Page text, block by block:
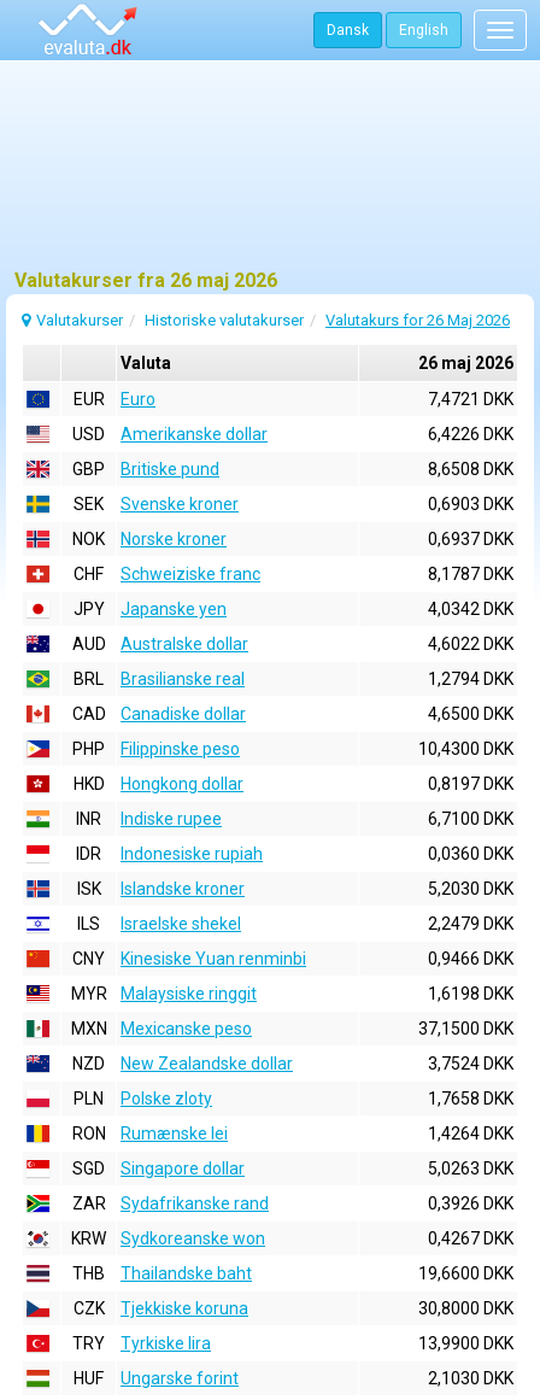
Dansk English
Valutakurser fra 26 maj 2026
Valutakurser Historiske valutakurser Valutakurs for 26 Maj 2026
Valuta
26 maj 2026
EUR
Euro
7,4721 DKK
USD
Amerikanske dollar
6,4226 DKK
GBP
Britiske pund
8,6508 DKK
SEK
Svenske kroner
0,6903 DKK
NOK
Norske kroner
0,6937 DKK
CHF
Schweiziske franc
8,1787 DKK
JPY
Japanske yen
4,0342 DKK
AUD
Australske dollar
4,6022 DKK
BRL
Brasilianske real
1,2794 DKK
CAD
Canadiske dollar
4,6500 DKK
PHP
Filippinske peso
10,4300 DKK
HKD
Hongkong dollar
0,8197 DKK
INR
Indiske rupee
6,7100 DKK
IDR
Indonesiske rupiah
0,0360 DKK
ISK
Islandske kroner
5,2030 DKK
ILS
Israelske shekel
2,2479 DKK
CNY
Kinesiske Yuan renminbi
0,9466 DKK
MYR
Malaysiske ringgit
1,6198 DKK
MXN
Mexicanske peso
37,1500 DKK
NZD
New Zealandske dollar
3,7524 DKK
PLN
Polske zloty
1,7658 DKK
RON
Rumænske lei
1,4264 DKK
SGD
Singapore dollar
5,0263 DKK
ZAR
Sydafrikanske rand
0,3926 DKK
KRW
Sydkoreanske won
0,4267 DKK
THB
Thailandske baht
19,6600 DKK
CZK
Tjekkiske koruna
30,8000 DKK
TRY
Tyrkiske lira
13,9900 DKK
HUF
Ungarske forint
2,1030 DKK